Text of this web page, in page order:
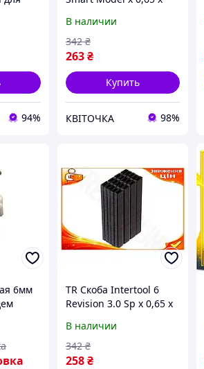
94%
пневматического
пистолета крепежные
скоб 99/KVI
В наличии
263₴
342 ₴
Купить
КВІТОЧКА 98%
6мм
TR Скоба Intertool 6
Revision 3.0 Sp х 0,65 х
пневматического
пистолета крепежные
SpeR-4N
В наличии
258₴
342 ₴